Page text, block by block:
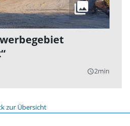
query_builder2min
zur Übersicht